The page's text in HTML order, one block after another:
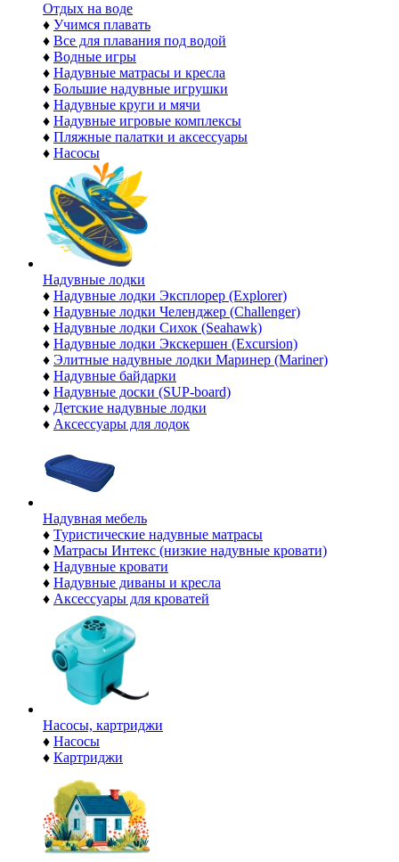
Отдых на воде
♦ Учимся плавать
♦ Все для плавания под водой
♦ Водные игры
♦ Надувные матрасы и кресла
♦ Большие надувные игрушки
♦ Надувные круги и мячи
♦ Надувные игровые комплексы
♦ Пляжные палатки и аксессуары
♦ Насосы
Надувные лодки
♦ Надувные лодки Эксплорер (Explorer)
♦ Надувные лодки Челенджер (Challenger)
♦ Надувные лодки Сихок (Seahawk)
♦ Надувные лодки Экскершен (Excursion)
♦ Элитные надувные лодки Маринер (Mariner)
♦ Надувные байдарки
♦ Надувные доски (SUP-board)
♦ Детские надувные лодки
♦ Аксессуары для лодок
Надувная мебель
♦ Туристические надувные матрасы
♦ Матрасы Интекс (низкие надувные кровати)
♦ Надувные кровати
♦ Надувные диваны и кресла
♦ Аксессуары для кроватей
Насосы, картриджи
♦ Насосы
♦ Картриджи